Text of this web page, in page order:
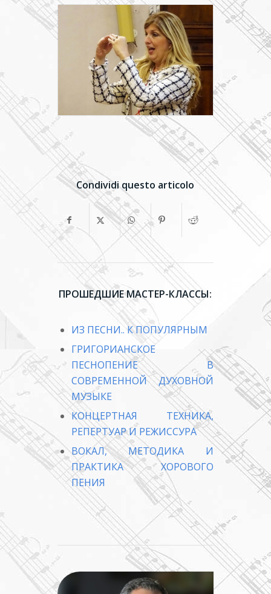
Condividi questo articolo
ПРОШЕДШИЕ МАСТЕР-КЛАССЫ:
ИЗ ПЕСНИ.. К ПОПУЛЯРНЫМ
ГРИГОРИАНСКОЕ
ПЕСНОПЕНИЕ В
СОВРЕМЕННОЙ ДУХОВНОЙ
МУЗЫКЕ
КОНЦЕРТНАЯ ТЕХНИКА,
РЕПЕРТУАР И РЕЖИССУРА
ВОКАЛ, МЕТОДИКА И
ПРАКТИКА ХОРОВОГО
ПЕНИЯ